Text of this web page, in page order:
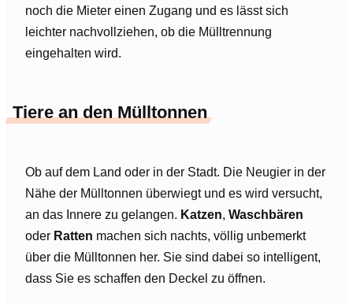
noch die Mieter einen Zugang und es lässt sich
leichter nachvollziehen, ob die Mülltrennung
eingehalten wird.
Tiere an den Mülltonnen
Ob auf dem Land oder in der Stadt. Die Neugier in der
Nähe der Mülltonnen überwiegt und es wird versucht,
an das Innere zu gelangen. Katzen, Waschbären
oder Ratten machen sich nachts, völlig unbemerkt
über die Mülltonnen her. Sie sind dabei so intelligent,
dass Sie es schaffen den Deckel zu öffnen.